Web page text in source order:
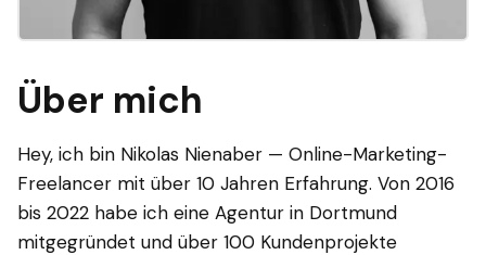
Über mich
Hey, ich bin Nikolas Nienaber — Online-Marketing-
Freelancer mit über 10 Jahren Erfahrung. Von 2016
bis 2022 habe ich eine Agentur in Dortmund
mitgegründet und über 100 Kundenprojekte